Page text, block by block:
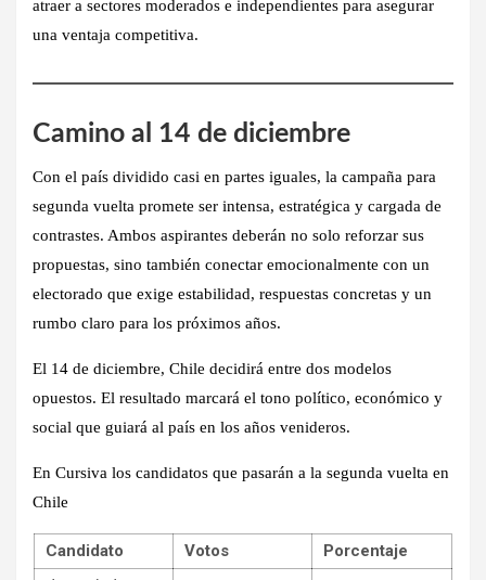
atraer a sectores moderados e independientes para asegurar
una ventaja competitiva.
Camino al 14 de diciembre
Con el país dividido casi en partes iguales, la campaña para
segunda vuelta promete ser intensa, estratégica y cargada de
contrastes. Ambos aspirantes deberán no solo reforzar sus
propuestas, sino también conectar emocionalmente con un
electorado que exige estabilidad, respuestas concretas y un
rumbo claro para los próximos años.
El 14 de diciembre, Chile decidirá entre dos modelos
opuestos. El resultado marcará el tono político, económico y
social que guiará al país en los años venideros.
En Cursiva los candidatos que pasarán a la segunda vuelta en
Chile
Candidato Votos
Porcentaje